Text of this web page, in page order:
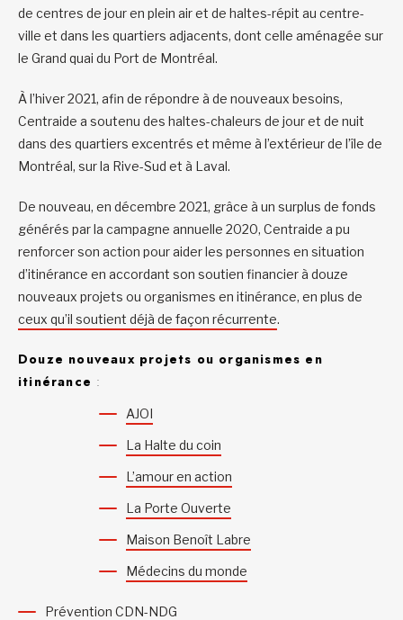
de centres de jour en plein air et de haltes-répit au centre-
ville et dans les quartiers adjacents, dont celle aménagée sur
le Grand quai du Port de Montréal.
À l’hiver 2021, afin de répondre à de nouveaux besoins,
Centraide a soutenu des haltes-chaleurs de jour et de nuit
dans des quartiers excentrés et même à l’extérieur de l’île de
Montréal, sur la Rive-Sud et à Laval.
De nouveau, en décembre 2021, grâce à un surplus de fonds
générés par la campagne annuelle 2020, Centraide a pu
renforcer son action pour aider les personnes en situation
d’itinérance en accordant son soutien financier à douze
nouveaux projets ou organismes en itinérance, en plus de
ceux qu’il soutient déjà de façon récurrente.
Douze nouveaux projets ou organismes en
itinérance :
AJOI
La Halte du coin
L’amour en action
La Porte Ouverte
Maison Benoît Labre
Médecins du monde
Prévention CDN-NDG